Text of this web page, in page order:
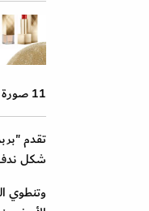
11 صورة
شكل ندف
وتنطوي